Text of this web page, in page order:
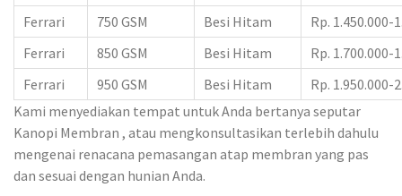
Ferrari
750 GSM Besi Hitam
Rp. 1.450.000-
Ferrari
850 GSM Besi Hitam
Rp. 1.700.000-
Ferrari
950 GSM Besi Hitam
Rp. 1.950.000-
Kami menyediakan tempat untuk Anda bertanya seputar
Kanopi Membran , atau mengkonsultasikan terlebih dahulu
mengenai renacana pemasangan atap membran yang pas
dan sesuai dengan hunian Anda.